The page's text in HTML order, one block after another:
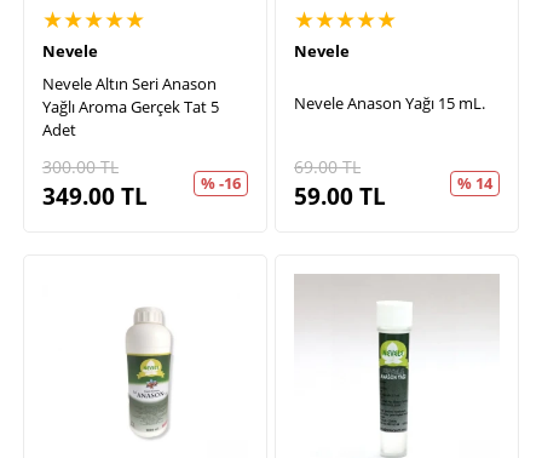
★★★★★
Nevele
Nevele Altın Seri Anason
Yağlı Aroma Gerçek Tat 5
Adet
300.00TL
349.00TL % -16
★★★★★
Nevele
Nevele Anason Yağı 15 mL.
69.00TL
59.00TL % 14